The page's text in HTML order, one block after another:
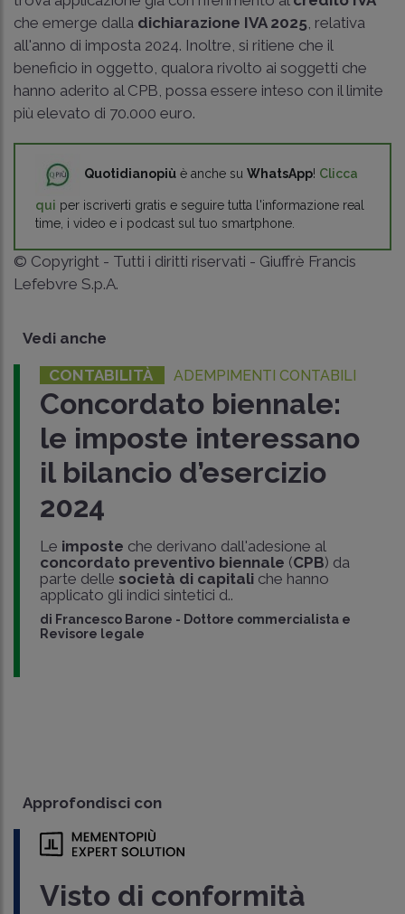
che emerge dalla dichiarazione IVA 2025 , relativa
all'anno di imposta 2024. Inoltre, si ritiene che il
beneficio in oggetto, qualora rivolto ai soggetti che
hanno aderito al CPB, possa essere inteso con il limite
più elevato di 70.000 euro.
Quotidianopiù è anche su WhatsApp! Clicca
qui per iscriverti gratis e seguire tutta l'informazione real
time, i video e i podcast sul tuo smartphone.
© Copyright - Tutti i diritti riservati - Giuffrè Francis
Lefebvre S.p.A.
Vedi anche
CONTABILITÀ ADEMPIMENTI CONTABILI
Concordato biennale:
le imposte interessano
il bilancio d’esercizio
2024
Le imposte che derivano dall'adesione al
concordato preventivo biennale (CPB) da
parte delle società di capitaliche hanno
applicato gli indici sintetici d..
di Francesco Barone - Dottore commercialista e
Revisore legale
Approfondisci con
Visto di conformità